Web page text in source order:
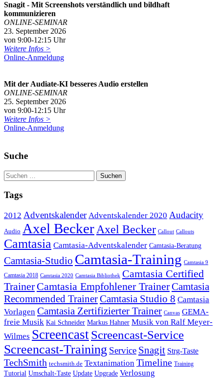
Snagit - Mit Screenshots verständlich und bildhaft
kommunizieren
ONLINE-SEMINAR
23. September 2026
von 9:00-12:15 Uhr
Weitere Infos >
Online-Anmeldung
Mit der Audiate-KI besseres Audio erstellen
ONLINE-SEMINAR
25. September 2026
von 9:00-12:15 Uhr
Weitere Infos >
Online-Anmeldung
Suche
Tags
2012 Adventskalender Adventskalender 2020 Audacity
Audio Axel Becker Axel Becker Callout Callouts
Camtasia Camtasia-Adventskalender Camtasia-Beratung
Camtasia-Studio Camtasia-Training Camtasia 9
Camtasia 2018 Camtasia 2020 Camtasia Bibliothek Camtasia Certified
Trainer Camtasia Empfohlener TrainerCamtasia
Recommended TrainerCamtasia Studio 8 Camtasia
Vorlagen Camtasia Zertifizierter Trainer Canvas GEMA-
freie Musik Kai Schneider Markus Hahner Musik von Ralf Meyer-
Wilmes ScreencastScreencast-Service
Screencast-Training Service Snagit Strg-Taste
TechSmith techsmith.de Textanimation Timeline Training
Tutorial Umschalt-Taste Update Upgrade Verlosung